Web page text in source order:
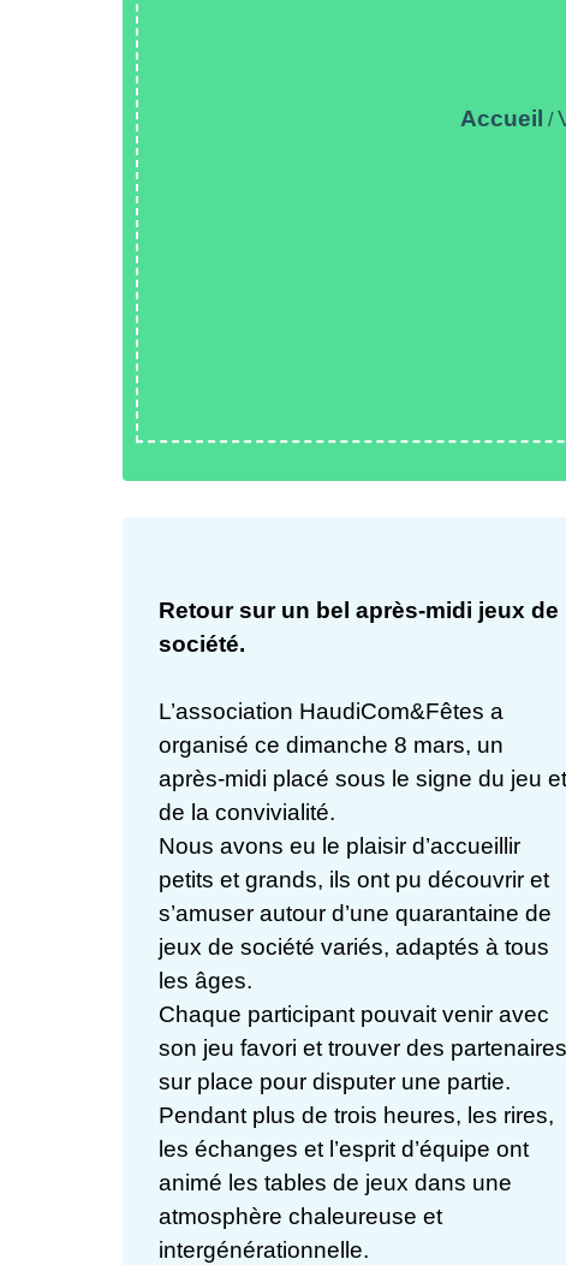
Accueil /
Retour sur un bel après-midi jeux de
société.
L’association HaudiCom&Fêtes a
organisé ce dimanche 8 mars, un
après-midi placé sous le signe du jeu et
de la convivialité.
Nous avons eu le plaisir d’accueillir
petits et grands, ils ont pu découvrir et
s’amuser autour d’une quarantaine de
jeux de société variés, adaptés à tous
les âges.
Chaque participant pouvait venir avec
son jeu favori et trouver des partenaires
sur place pour disputer une partie.
Pendant plus de trois heures, les rires,
les échanges et l’esprit d’équipe ont
animé les tables de jeux dans une
atmosphère chaleureuse et
intergénérationnelle.